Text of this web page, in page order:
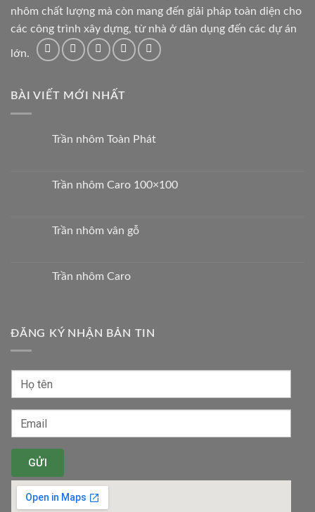
nhôm chất lượng mà còn mang đến giải pháp toàn diện cho
các công trình xây dựng, từ nhà ở dân dụng đến các dự án
lớn.
BÀI VIẾT MỚI NHẤT
Trần nhôm Toàn Phát
Trần nhôm Caro 100×100
Trần nhôm vân gỗ
Trần nhôm Caro
ĐĂNG KÝ NHẬN BẢN TIN
GỬI